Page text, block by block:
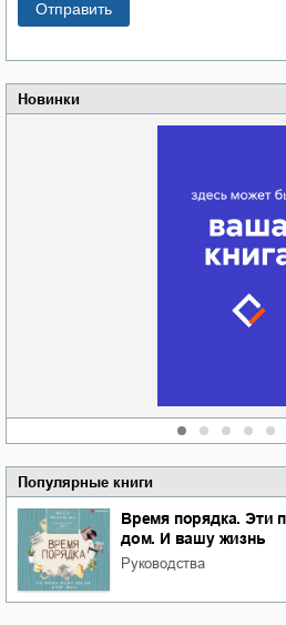
Новинки
Популярные книги
Время порядка. Эти
дом. И вашу жизнь
руководства